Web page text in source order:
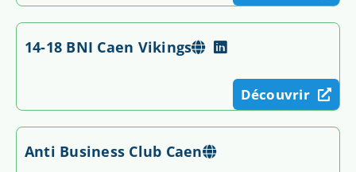
14-18 BNI Caen Vikings
Découvrir
Anti Business Club Caen